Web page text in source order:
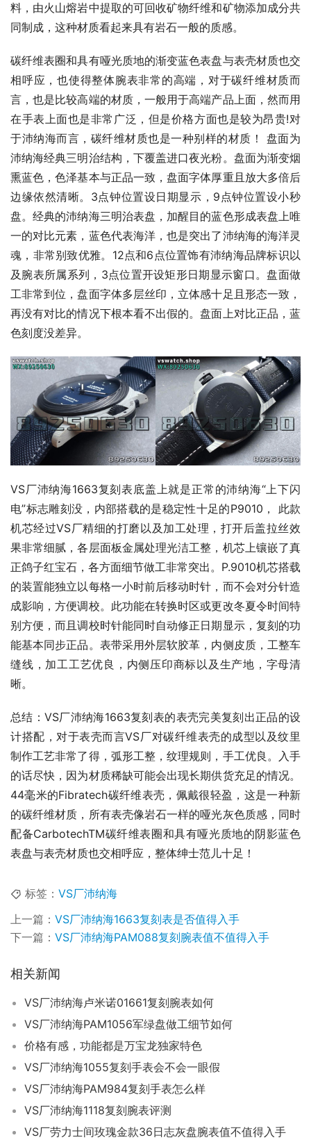
料，由火山熔岩中提取的可回收矿物纤维和矿物添加成分共
同制成，这种材质看起来具有岩石一般的质感。
碳纤维表圈和具有哑光质地的渐变蓝色表盘与表壳材质也交
相呼应，也使得整体腕表非常的高端，对于碳纤维材质而
言，也是比较高端的材质，一般用于高端产品上面，然而用
在手表上面也是非常广泛，但是价格方面也是较为昂贵!对
于沛纳海而言，碳纤维材质也是一种别样的材质！ 盘面为
沛纳海经典三明治结构，下覆盖进口夜光粉。盘面为渐变烟
熏蓝色，色泽基本与正品一致，盘面字体厚重且放大多倍后
边缘依然清晰。3点钟位置设日期显示，9点钟位置设小秒
盘。经典的沛纳海三明治表盘，加醒目的蓝色形成表盘上唯
一的对比元素，蓝色代表海洋，也是突出了沛纳海的海洋灵
魂，非常别致优雅。12点和6点位置饰有沛纳海品牌标识以
及腕表所属系列，3点位置开设矩形日期显示窗口。盘面做
工非常到位，盘面字体多层丝印，立体感十足且形态一致，
再没有对比的情况下根本看不出假的。盘面上对比正品，蓝
色刻度没差异。
VS厂沛纳海1663复刻表底盖上就是正常的沛纳海“上下闪
电”标志雕刻没，内部搭载的是稳定性十足的P9010， 此款
机芯经过VS厂精细的打磨以及加工处理，打开后盖拉丝效
果非常细腻，各层面板金属处理光洁工整，机芯上镶嵌了真
正鸽子红宝石，各方面细节做工非常突出。P.9010机芯搭载
的装置能独立以每格一小时前后移动时针，而不会对分针造
成影响，方便调校。此功能在转换时区或更改冬夏令时间特
别方便，而且调校时针能同时自动修正日期显示，复刻的功
能基本同步正品。表带采用外层软胶革，内侧皮质，工整车
缝线，加工工艺优良，内侧压印商标以及生产地，字母清
晰。
总结：VS厂沛纳海1663复刻表的表壳完美复刻出正品的设
计搭配，对于表壳而言VS厂对碳纤维表壳的成型以及纹里
制作工艺非常了得，弧形工整，纹理规则，手工优良。入手
的话尽快，因为材质稀缺可能会出现长期供货充足的情况。
44毫米的Fibratech碳纤维表壳，佩戴很轻盈，这是一种新
的碳纤维材质，所有表壳像岩石一样的哑光灰色质感，同时
配备CarbotechTM碳纤维表圈和具有哑光质地的阴影蓝色
表盘与表壳材质也交相呼应，整体绅士范儿十足！
标签： VS厂沛纳海
上一篇： VS厂沛纳海1663复刻表是否值得入手
下一篇： VS厂沛纳海PAM088复刻腕表值不值得入手
相关新闻
VS厂沛纳海卢米诺01661复刻腕表如何
VS厂沛纳海PAM1056军绿盘做工细节如何
价格有感，功能都是万宝龙独家特色
VS厂沛纳海1055复刻手表会不会一眼假
VS厂沛纳海PAM984复刻手表怎么样
VS厂沛纳海1118复刻腕表评测
VS厂劳力士间玫瑰金款36日志灰盘腕表值不值得入手